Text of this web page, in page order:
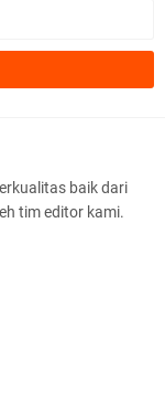
di
baik dari
tim editor kami.